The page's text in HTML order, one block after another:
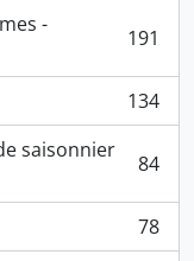
-
191
134
saisonnier
84
78